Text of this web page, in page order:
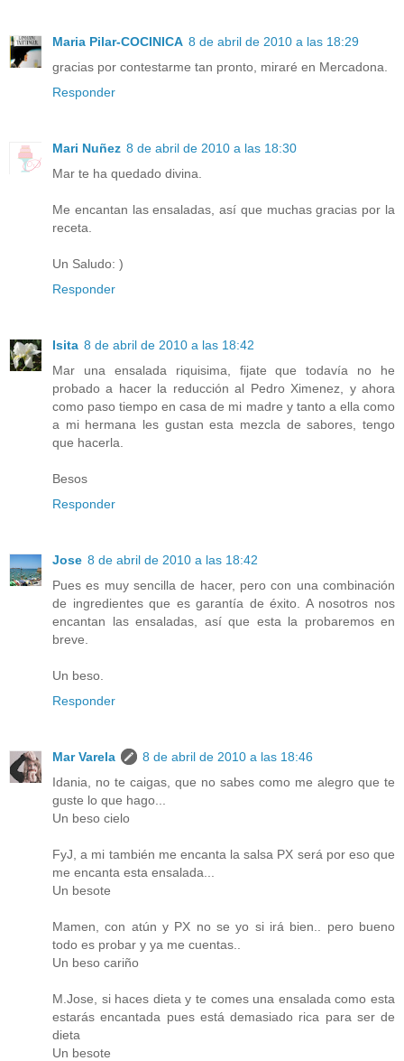
Maria Pilar-COCINICA 8 de abril de 2010 a las 18:29
gracias por contestarme tan pronto, miraré en Mercadona.
Responder
Mari Nuñez 8 de abril de 2010 a las 18:30
Mar te ha quedado divina.
Me encantan las ensaladas, así que muchas gracias por la
receta.
Un Saludo: )
Responder
Isita 8 de abril de 2010 a las 18:42
Mar una ensalada riquisima, fijate que todavía no he
probado a hacer la reducción al Pedro Ximenez, y ahora
como paso tiempo en casa de mi madre y tanto a ella como
a mi hermana les gustan esta mezcla de sabores, tengo
que hacerla.
Besos
Responder
Jose 8 de abril de 2010 a las 18:42
Pues es muy sencilla de hacer, pero con una combinación
de ingredientes que es garantía de éxito. A nosotros nos
encantan las ensaladas, así que esta la probaremos en
breve.
Un beso.
Responder
Mar Varela
8 de abril de 2010 a las 18:46
Idania, no te caigas, que no sabes como me alegro que te
guste lo que hago...
Un beso cielo
FyJ, a mi también me encanta la salsa PX será por eso que
me encanta esta ensalada...
Un besote
Mamen, con atún y PX no se yo si irá bien.. pero bueno
todo es probar y ya me cuentas..
Un beso cariño
M.Jose, si haces dieta y te comes una ensalada como esta
estarás encantada pues está demasiado rica para ser de
dieta
Un besote